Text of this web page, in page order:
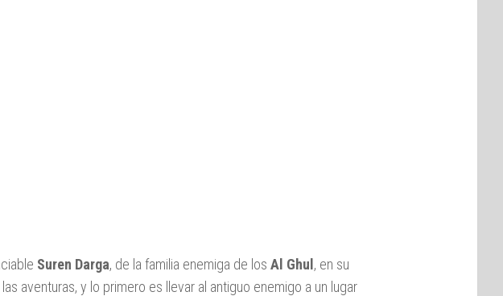
Suren Darga, de la familia enemiga de los Al Ghul, en su
aventuras, y lo primero es llevar al antiguo enemigo a un lugar